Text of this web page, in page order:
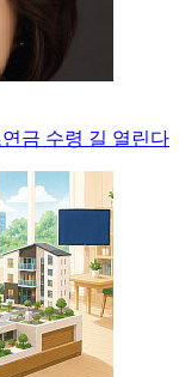
금 수령 길 열린다